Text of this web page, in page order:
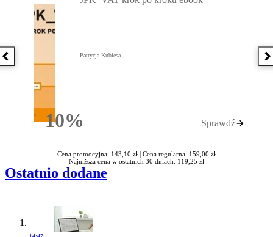
Poprzednia książka
10%Rabatu
Patrycja Kubiesa
Sprawdź
Cena promocyjna: 143,10 zł | Cena regularna: 159,00 zł
Najniższa cena w ostatnich 30 dniach: 119,25 zł
Ostatnio dodane